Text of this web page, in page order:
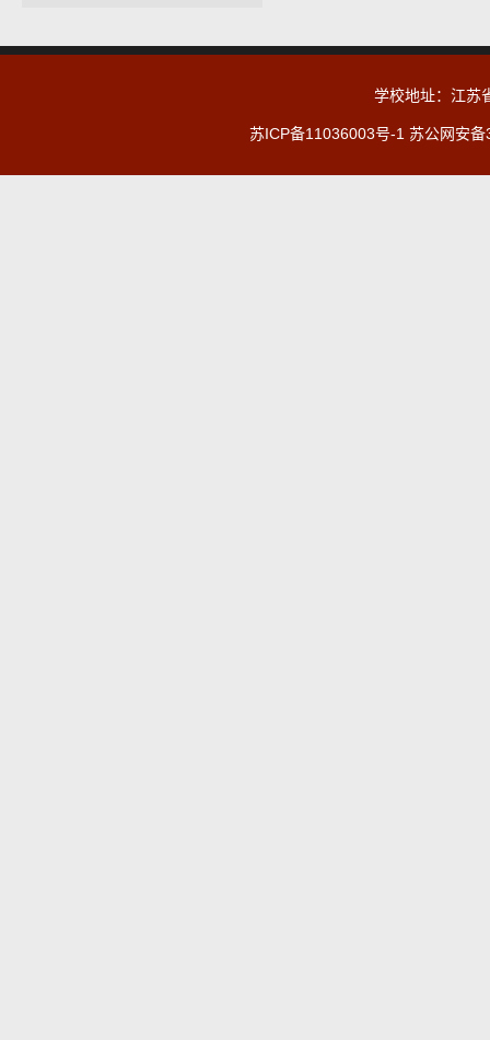
学校地址：江
苏ICP备11036003号-1 苏公网安